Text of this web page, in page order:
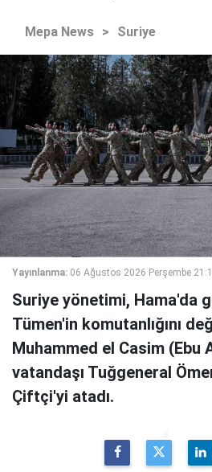
Mepa News > Suriye
Yayınlanma: 06 Ağustos 2026 Perşembe
Suriye yönetimi, Hama'da
Tümen'in komutanlığını
Muhammed el Casim (Ebu
vatandaşı Tuğgeneral
Çiftçi'yi atadı.